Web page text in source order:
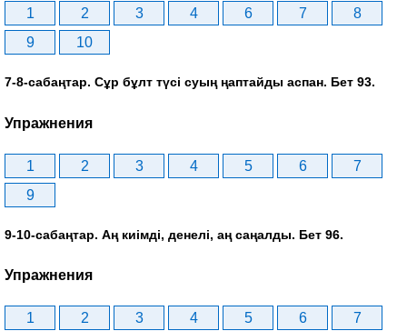
1 2 3 4 6 7
8
9
10
7-8-сабаңтар. Сұр бұлт түсі суың ңаптайды аспан. Бет 93.
Упражнения
1 2 3 4 5 6
7
9
9-10-сабаңтар. Аң киімді, денелі, аң саңалды. Бет 96.
Упражнения
1 2 3 4 5 6
7